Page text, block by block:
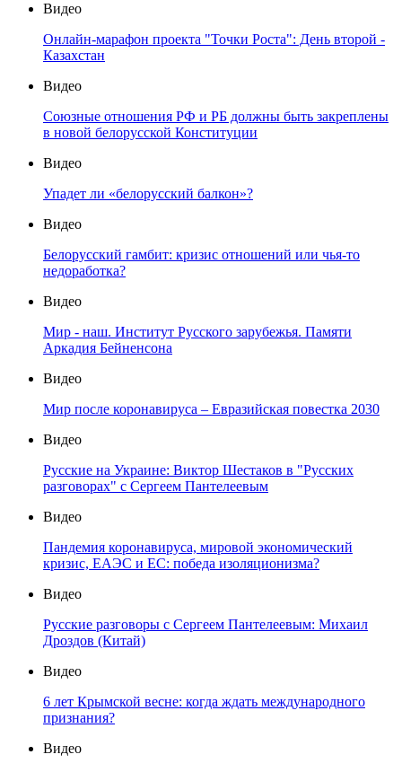
Видео
Онлайн-марафон проекта "Точки Роста": День второй -
Казахстан
Видео
Союзные отношения РФ и РБ должны быть закреплены
в новой белорусской Конституции
Видео
Упадет ли «белорусский балкон»?
Видео
Белорусский гамбит: кризис отношений или чья-то
недоработка?
Видео
Мир - наш. Институт Русского зарубежья. Памяти
Аркадия Бейненсона
Видео
Мир после коронавируса – Евразийская повестка 2030
Видео
Русские на Украине: Виктор Шестаков в "Русских
разговорах" с Сергеем Пантелеевым
Видео
Пандемия коронавируса, мировой экономический
кризис, ЕАЭС и ЕС: победа изоляционизма?
Видео
Русские разговоры с Сергеем Пантелеевым: Михаил
Дроздов (Китай)
Видео
6 лет Крымской весне: когда ждать международного
признания?
Видео